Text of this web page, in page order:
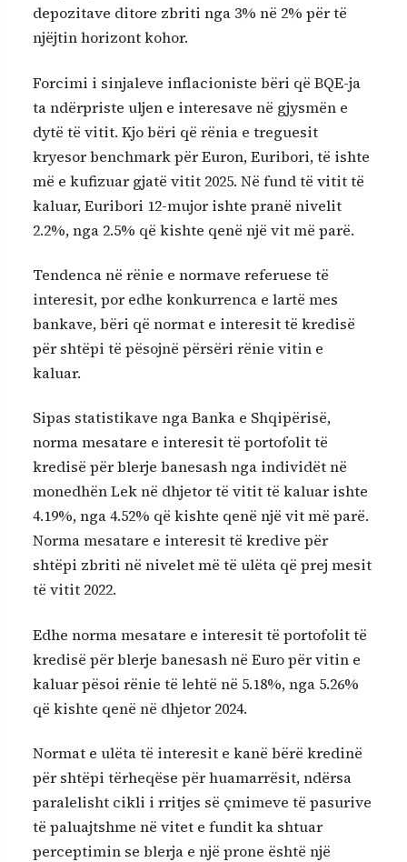
depozitave ditore zbriti nga 3% në 2% për të
njëjtin horizont kohor.
Forcimi i sinjaleve inflacioniste bëri që BQE-ja
ta ndërpriste uljen e interesave në gjysmën e
dytë të vitit. Kjo bëri që rënia e treguesit
kryesor benchmark për Euron, Euribori, të ishte
më e kufizuar gjatë vitit 2025. Në fund të vitit të
kaluar, Euribori 12-mujor ishte pranë nivelit
2.2%, nga 2.5% që kishte qenë një vit më parë.
Tendenca në rënie e normave referuese të
interesit, por edhe konkurrenca e lartë mes
bankave, bëri që normat e interesit të kredisë
për shtëpi të pësojnë përsëri rënie vitin e
kaluar.
Sipas statistikave nga Banka e Shqipërisë,
norma mesatare e interesit të portofolit të
kredisë për blerje banesash nga individët në
monedhën Lek në dhjetor të vitit të kaluar ishte
4.19%, nga 4.52% që kishte qenë një vit më parë.
Norma mesatare e interesit të kredive për
shtëpi zbriti në nivelet më të ulëta që prej mesit
të vitit 2022.
Edhe norma mesatare e interesit të portofolit të
kredisë për blerje banesash në Euro për vitin e
kaluar pësoi rënie të lehtë në 5.18%, nga 5.26%
që kishte qenë në dhjetor 2024.
Normat e ulëta të interesit e kanë bërë kredinë
për shtëpi tërheqëse për huamarrësit, ndërsa
paralelisht cikli i rritjes së çmimeve të pasurive
të paluajtshme në vitet e fundit ka shtuar
perceptimin se blerja e një prone është një